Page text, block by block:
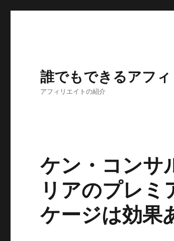
誰でもできるアフ
アフィリエイトの紹介
ケン・コンサ
リアのプレミ
ケージは効果